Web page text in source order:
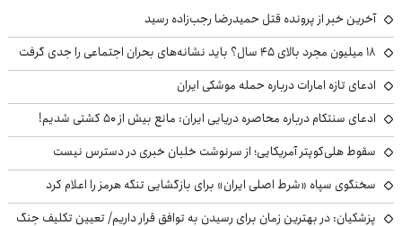
آخرین خبر از پرونده قتل حمیدرضا رجب‌زاده رسید
۱۸ میلیون مجرد بالای ۴۵ سال؟ باید نشانه‌های بحران اجتماعی را جدی گرفت
ادعای تازه امارات درباره حمله موشکی ایران
ادعای سنتکام درباره محاصره دریایی ایران: مانع بیش از ۵۰ کشتی شدیم!
سقوط هلی‌کوپتر آمریکایی؛ از سرنوشت خلبان خبری در دسترس نیست
سخنگوی سپاه «شرط اصلی ایران» برای بازگشایی تنگه هرمز را اعلام کرد
پزشکیان‌: در بهترین زمان برای رسیدن به توافق قرار داریم/ تعیین تکلیف جنگ